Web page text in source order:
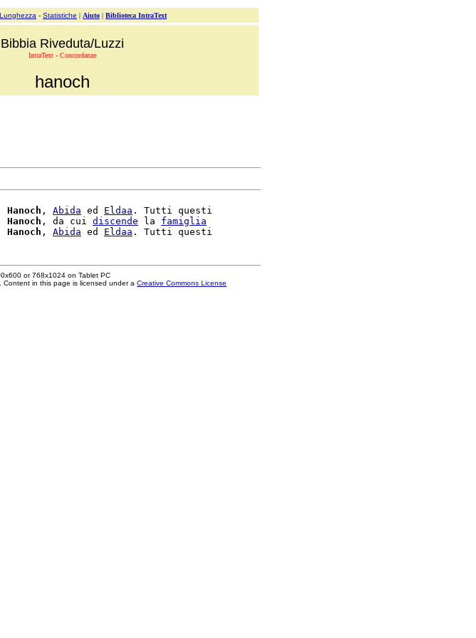
Lunghezza - Statistiche | Aiuto | Biblioteca IntraText
Bibbia Riveduta/Luzzi
IntraText - Concordanze
hanoch
Hanoch , Abida ed Eldaa . Tutti questi
Hanoch , da cui discende la famiglia
Hanoch , Abida ed Eldaa
or 768x1024 on Tablet PC
Content in this page is licensed under a Creative Commons License